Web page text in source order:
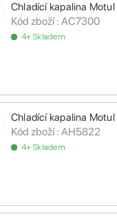
Chladící kapalina
Kód zboží : AC7300
4+ Skladem
Chladící kapalina
Kód zboží : AH5822
4+ Skladem